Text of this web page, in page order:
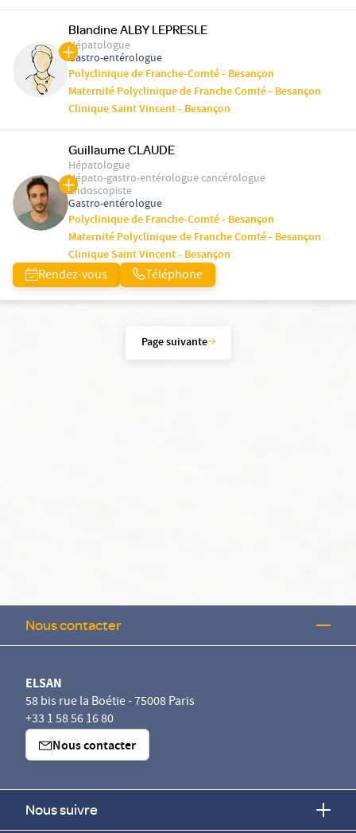
Blandine ALBY LEPRESLE
Hépatologue
Gastro-entérologue
Polyclinique de Franche-Comté - Besançon
Maternité Polyclinique de Franche Comté - Besançon
Clinique Saint Vincent - Besançon
Guillaume CLAUDE
Hépatologue
Hépato-gastro-entérologue cancérologue
Endoscopiste
Gastro-entérologue
Polyclinique de Franche-Comté - Besançon
Maternité Polyclinique de Franche Comté - Besançon
Clinique Saint Vincent - Besançon
Rendez-vous Téléphone
Page suivante
Nous contacter
ELSAN
58 bis rue la Boétie - 75008 Paris
+33 1 58 56 16 80
Nous contacter
Nous suivre